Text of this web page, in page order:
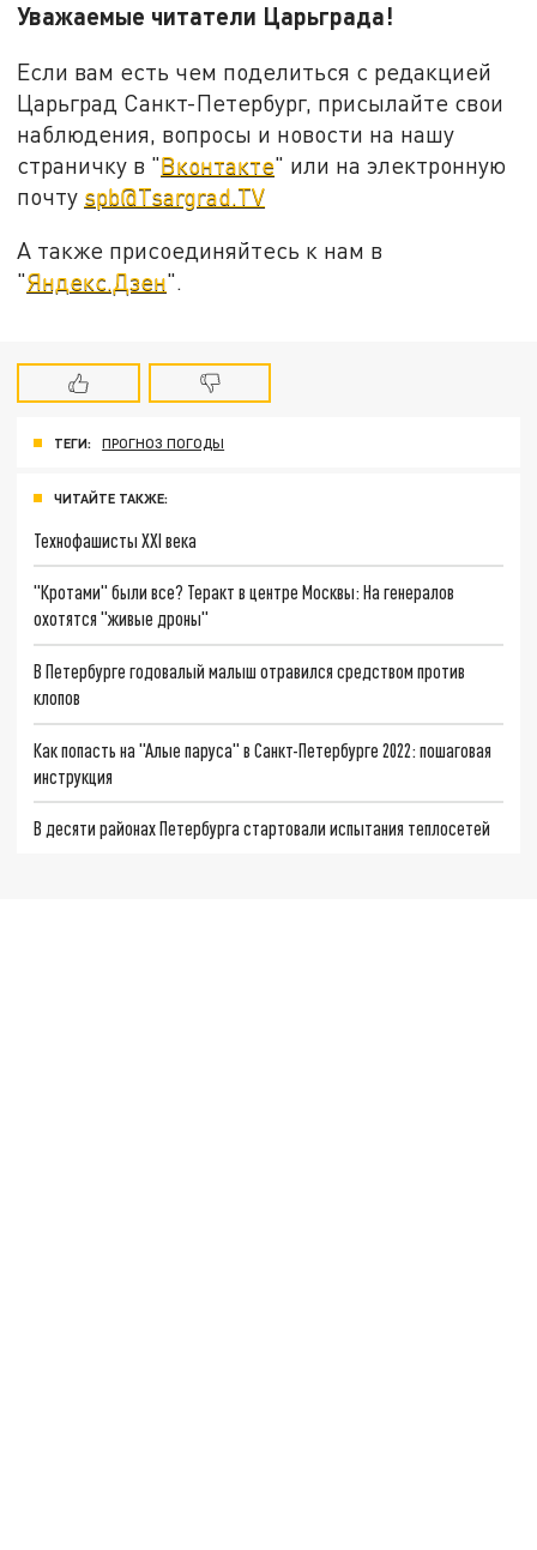
Уважаемые читатели Царьграда!
Если вам есть чем поделиться с редакцией
Царьград Санкт-Петербург, присылайте свои
наблюдения, вопросы и новости на нашу
страничку в "Вконтакте" или на электронную
почту spb@Tsargrad.TV
А также присоединяйтесь к нам в
"Яндекс.Дзен".
ТЕГИ: ПРОГНОЗ ПОГОДЫ
ЧИТАЙТЕ ТАКЖЕ:
Технофашисты XXI века
"Кротами" были все? Теракт в центре Москвы: На генералов
охотятся "живые дроны"
В Петербурге годовалый малыш отравился средством против
клопов
Как попасть на "Алые паруса" в Санкт-Петербурге 2022: пошаговая
инструкция
В десяти районах Петербурга стартовали испытания теплосетей